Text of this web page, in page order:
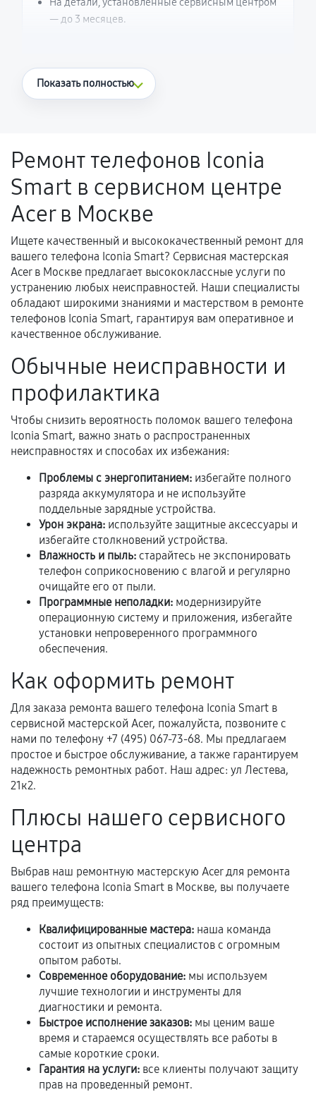
— до 3 месяцев.
Что считается гарантийным случаем
Поломка установленной детали при
нормальной эксплуатации в течение
гарантийного срока.
Несоответствие комплектующей заявленным
техническим характеристикам.
Документы для подтверждения
гарантии
Гарантийный талон.
Акт выполненных работ с датой, перечнем
услуг и сроком гарантии.
Документы на установленные комплектующие
и кассовый чек.
Расширенная гарантия
В некоторых случаях возможно оформление
расширенной гарантии. Стоимость, сроки и
условия продления согласовываются отдельно и
фиксируются в документах.
Когда гарантия не действует
Нарушение правил эксплуатации,
перегрев, коррозия.
Самостоятельный ремонт или вмешательство
третьих лиц.
Естественный износ деталей, если иное не
предусмотрено отдельно.
Программные сбои, если это не указано в
отдельных условиях.
Если комплектующие куплены
самостоятельно
Гарантия на выполненные работы может
сохраняться полностью или частично, если
соблюдены следующие условия:
Предоставленные детали подходят по
техническим параметрам и не имеют внешних
дефектов.
Установка была выполнена нашим сервисным
центром.
Показать полностью
Ремонт телефонов Iconia
Smart в сервисном центре
Acer в Москве
Ищете качественный и высококачественный ремонт для
вашего телефона Iconia Smart? Сервисная мастерская
Acer в Москве предлагает высококлассные услуги по
устранению любых неисправностей. Наши специалисты
обладают широкими знаниями и мастерством в ремонте
телефонов Iconia Smart, гарантируя вам оперативное и
качественное обслуживание.
Обычные неисправности и
профилактика
Чтобы снизить вероятность поломок вашего телефона
Iconia Smart, важно знать о распространенных
неисправностях и способах их избежания:
Проблемы с энергопитанием: избегайте полного
разряда аккумулятора и не используйте
поддельные зарядные устройства.
Урон экрана: используйте защитные аксессуары и
избегайте столкновений устройства.
Влажность и пыль: старайтесь не экспонировать
телефон соприкосновению с влагой и регулярно
очищайте его от пыли.
Программные неполадки: модернизируйте
операционную систему и приложения, избегайте
установки непроверенного программного
обеспечения.
Как оформить ремонт
Для заказа ремонта вашего телефона Iconia Smart в
сервисной мастерской Acer, пожалуйста, позвоните с
нами по телефону +7 (495) 067-73-68. Мы предлагаем
простое и быстрое обслуживание, а также гарантируем
надежность ремонтных работ. Наш адрес: ул Лестева,
21к2.
Плюсы нашего сервисного
центра
Выбрав наш ремонтную мастерскую Acer для ремонта
вашего телефона Iconia Smart в Москве, вы получаете
ряд преимуществ:
Квалифицированные мастера: наша команда
состоит из опытных специалистов с огромным
опытом работы.
Современное оборудование: мы используем
лучшие технологии и инструменты для
диагностики и ремонта.
Быстрое исполнение заказов: мы ценим ваше
время и стараемся осуществлять все работы в
самые короткие сроки.
Гарантия на услуги: все клиенты получают защиту
прав на проведенный ремонт.